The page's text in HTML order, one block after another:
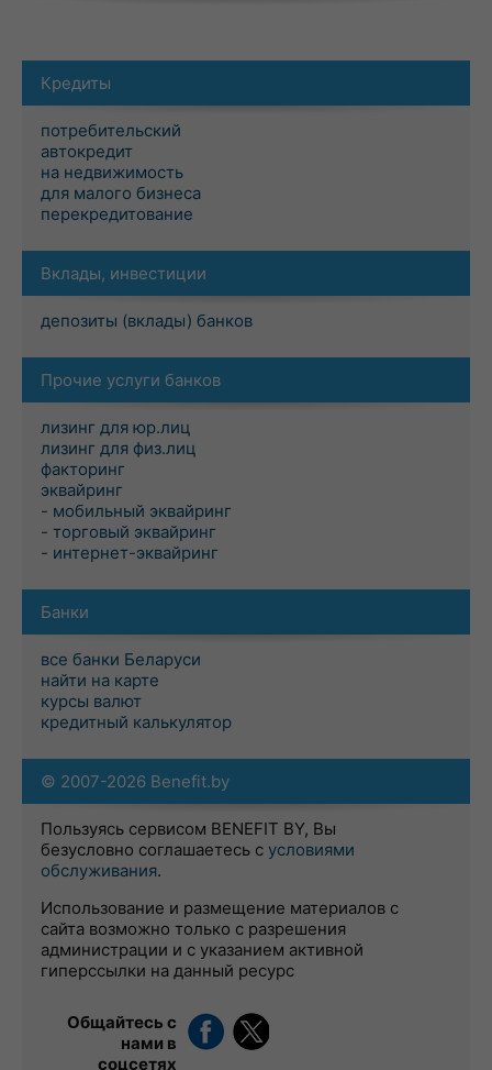
Кредиты
потребительский
автокредит
на недвижимость
для малого бизнеса
перекредитование
Вклады, инвестиции
депозиты (вклады) банков
Прочие услуги банков
лизинг для юр.лиц
лизинг для физ.лиц
факторинг
эквайринг
- мобильный эквайринг
- торговый эквайринг
- интернет-эквайринг
Банки
все банки Беларуси
найти на карте
курсы валют
кредитный калькулятор
© 2007-2026 Benefit.by
Пользуясь сервисом BENEFIT BY, Вы
безусловно соглашаетесь с условиями
обслуживания.
Использование и размещение материалов с
сайта возможно только с разрешения
администрации и с указанием активной
гиперссылки на данный ресурс
Общайтесь с
нами в
соцсетях